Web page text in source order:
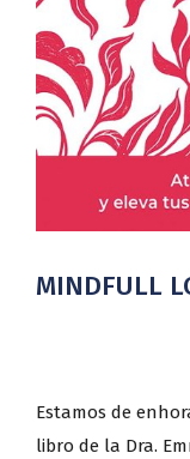
MINDFULL
Estamos de
libro de la Dra.